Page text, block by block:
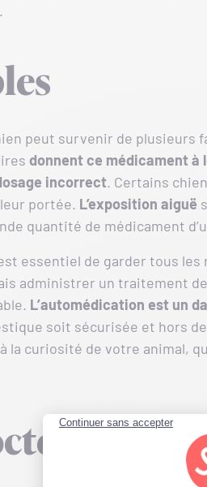
peut survenir de plusieurs
donnent ce médicament à
incorrect. Certains
portée. L’exposition aiguë
quantité de médicament
essentiel de garder tous les
administrer un traitement
L’automédication est un
soit sécurisée et hors
la curiosité de votre animal,
?